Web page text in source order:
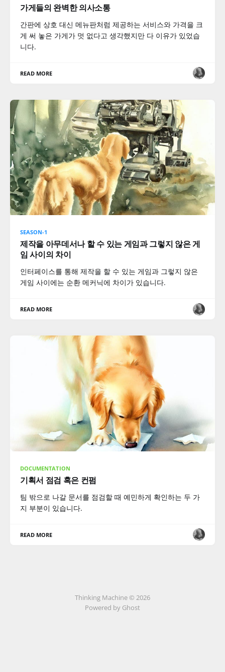
가게들의 완벽한 의사소통
간판에 상호 대신 메뉴판처럼 제공하는 서비스와 가격을 크
게 써 놓은 가게가 멋 없다고 생각했지만 다 이유가 있었습
니다.
READ MORE
SEASON-1
제작을 아무데서나 할 수 있는 게임과 그렇지 않은 게
임 사이의 차이
인터페이스를 통해 제작을 할 수 있는 게임과 그렇지 않은
게임 사이에는 순환 메커닉에 차이가 있습니다.
READ MORE
DOCUMENTATION
기획서 점검 혹은 컨펌
팀 밖으로 나갈 문서를 점검할 때 예민하게 확인하는 두 가
지 부분이 있습니다.
READ MORE
Thinking Machine © 2026
Powered by Ghost